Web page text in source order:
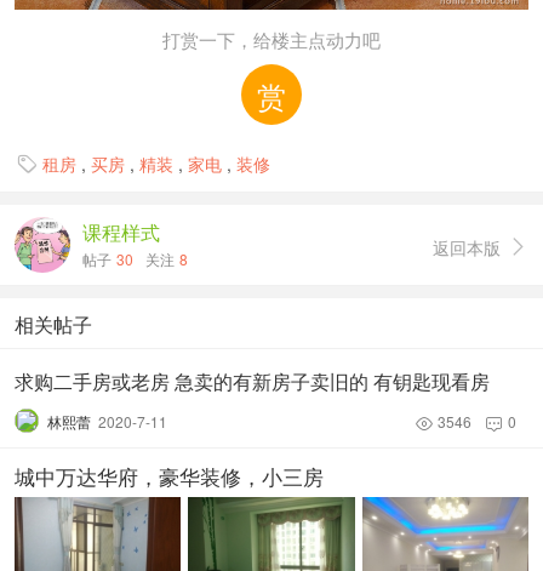
打赏一下，给楼主点动力吧
赏
 租房 , 买房 , 精装 , 家电 , 装修
课程样式
帖子 30 关注 8 返回本版 
相关帖子
求购二手房或老房 急卖的有新房子卖旧的 有钥匙现看房
林熙蕾 2020-7-11  0
 3546
城中万达华府，豪华装修，小三房